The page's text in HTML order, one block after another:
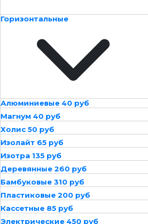
Горизонтальные
Алюминиевые 40 руб
Магнум 40 руб
Холис 50 руб
Изолайт 65 руб
Изотра 135 руб
Деревянные 260 руб
Бамбуковые 310 руб
Пластиковые 200 руб
Кассетные 85 руб
Электрические 450 руб